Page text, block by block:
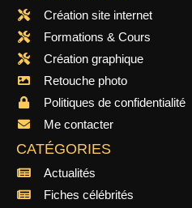
Création site internet
Formations & Cours
Création graphique
Retouche photo
Politiques de confidentialité
Me contacter
CATÉGORIES
Actualités
Fiches célébrités